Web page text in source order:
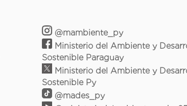
@mambiente_py
Ministerio del Ambiente y
Sostenible Paraguay
Ministerio del Ambiente y
Sostenible Py
@mades_py